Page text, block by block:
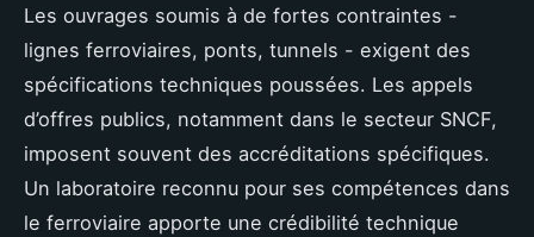
Les ouvrages soumis à de fortes contraintes -
lignes ferroviaires, ponts, tunnels - exigent des
spécifications techniques poussées. Les appels
d’offres publics, notamment dans le secteur SNCF,
imposent souvent des accréditations spécifiques.
Un laboratoire reconnu pour ses compétences dans
le ferroviaire apporte une crédibilité technique